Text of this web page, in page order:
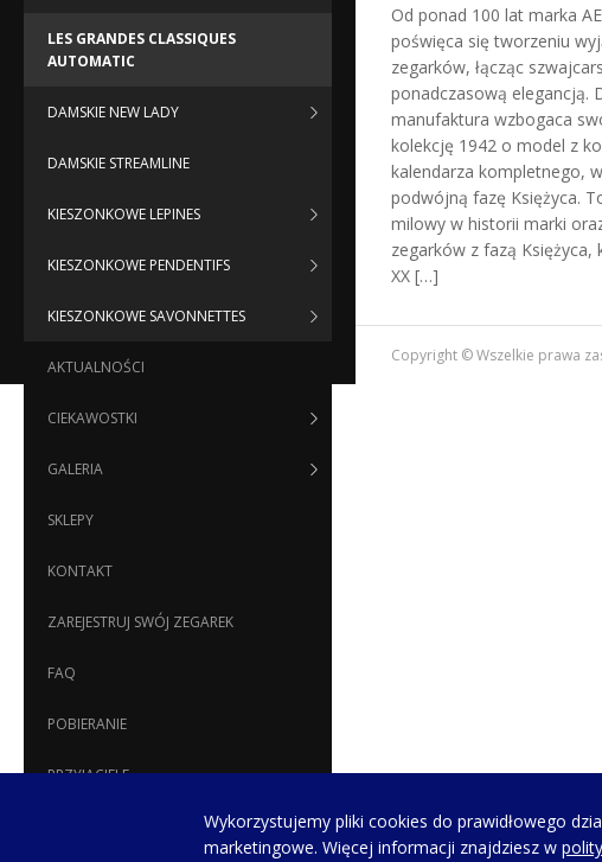
LES GRANDES CLASSIQUES
AUTOMATIC
DAMSKIE NEW LADY
DAMSKIE STREAMLINE
KIESZONKOWE LEPINES
KIESZONKOWE PENDENTIFS
KIESZONKOWE SAVONNETTES
AKTUALNOŚCI
CIEKAWOSTKI
GALERIA
SKLEPY
KONTAKT
ZAREJESTRUJ SWÓJ ZEGAREK
FAQ
POBIERANIE
PRZYJACIELE
Od ponad 100 lat marka
poświęca się tworzeniu
zegarków, łącząc
ponadczasową elegancją.
manufaktura wzbogaca
kolekcję 1942 o model z
kalendarza kompletnego,
podwójną fazę Księżyca.
milowy w historii marki
zegarków z fazą Księżyca,
XX […]
Copyright © Wszelkie prawa
Wykorzystujemy pliki cookies do prawidłowego
marketingowe. Więcej informacji znajdziesz w